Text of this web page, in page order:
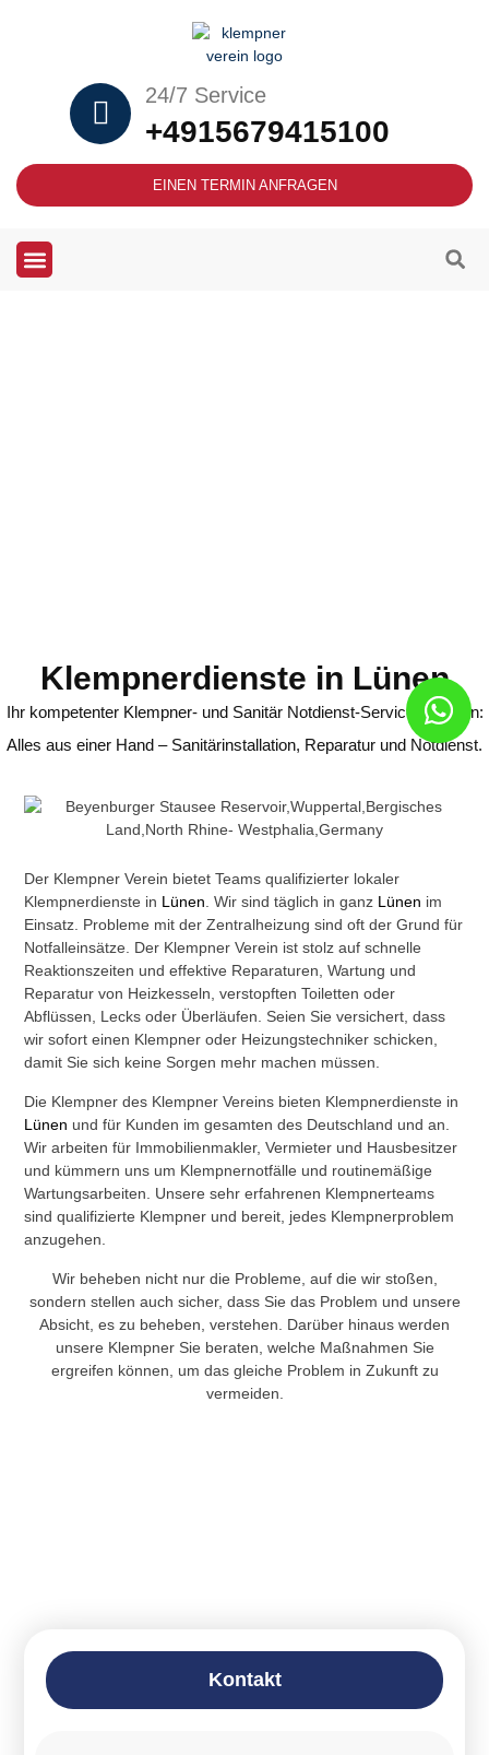
24/7 Service
+4915679415100
EINEN TERMIN ANFRAGEN
Klempnerdienste in Lünen
Ihr kompetenter Klempner- und Sanitär Notdienst-Service in Lünen:
Alles aus einer Hand – Sanitärinstallation, Reparatur und Notdienst.
Der Klempner Verein bietet Teams qualifizierter lokaler
Klempnerdienste in Lünen. Wir sind täglich in ganz Lünen im
Einsatz. Probleme mit der Zentralheizung sind oft der Grund für
Notfalleinsätze. Der Klempner Verein ist stolz auf schnelle
Reaktionszeiten und effektive Reparaturen, Wartung und
Reparatur von Heizkesseln, verstopften Toiletten oder
Abflüssen, Lecks oder Überläufen. Seien Sie versichert, dass
wir sofort einen Klempner oder Heizungstechniker schicken,
damit Sie sich keine Sorgen mehr machen müssen.
Die Klempner des Klempner Vereins bieten Klempnerdienste in
Lünen und für Kunden im gesamten des Deutschland und an.
Wir arbeiten für Immobilienmakler, Vermieter und Hausbesitzer
und kümmern uns um Klempnernotfälle und routinemäßige
Wartungsarbeiten. Unsere sehr erfahrenen Klempnerteams
sind qualifizierte Klempner und bereit, jedes Klempnerproblem
anzugehen.
Wir beheben nicht nur die Probleme, auf die wir stoßen,
sondern stellen auch sicher, dass Sie das Problem und unsere
Absicht, es zu beheben, verstehen. Darüber hinaus werden
unsere Klempner Sie beraten, welche Maßnahmen Sie
ergreifen können, um das gleiche Problem in Zukunft zu
vermeiden.
Kontakt